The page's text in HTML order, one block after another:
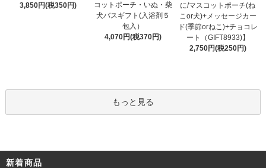
3,850円(税350円)
コットポーチ・いぬ・柴
犬バスギフト(入浴剤５
包入）
4,070円(税370円)
に/マスコットポーチ(ね
こor犬)+メッセージカー
ド(季節orねこ)+チョコレ
ート（GIFT8933)】
2,750円(税250円)
もっと見る
新着商品